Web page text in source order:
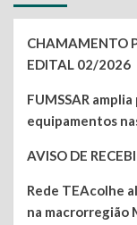
CHAMAMENTO
EDITAL 02/2026
FUMSSAR
equipamentos
AVISO DE
Rede TEAcolhe
na macrorregião